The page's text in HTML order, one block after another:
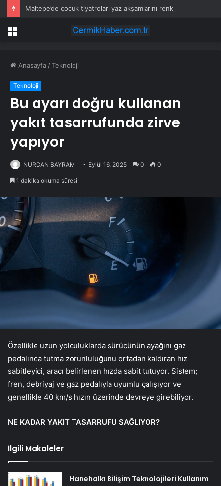
Maltepe’de çocuk tiyatroları yaz akşamlarını renklendiriyor
Menü
Anasayfa /Teknoloji
Teknoloji
Bu ayarı doğru kullanan
yakıt tasarrufunda zirve
yapıyor
NURCAN BAYRAM Eylül 16, 2025 0 0
1 dakika okuma süresi
Özellikle uzun yolculuklarda sürücünün ayağını gaz
pedalında tutma zorunluluğunu ortadan kaldıran hız
sabitleyici, aracı belirlenen hızda sabit tutuyor. Sistem;
fren, debriyaj ve gaz pedalıyla uyumlu çalışıyor ve
genellikle 40 km/s hızın üzerinde devreye girebiliyor.
NE KADAR YAKIT TASARRUFU SAĞLIYOR?
İlgili Makaleler
Hanehalkı Bilişim Teknolojileri Kullanım